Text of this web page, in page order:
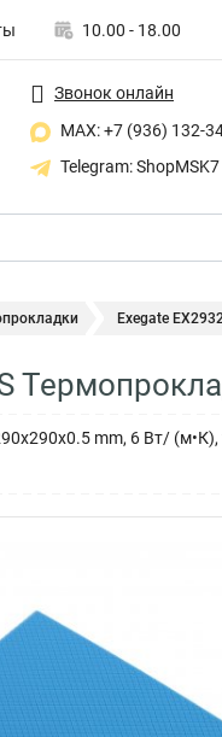
10.00 - 18.00
Звонок онлайн
MAX: +7 (936) 132-
Telegram: ShopMSK7
Exegate
mm, 6 Вт/